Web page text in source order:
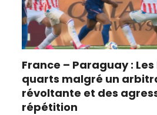
France – Paraguay : Les
quarts malgré un
révoltante et des
répétition